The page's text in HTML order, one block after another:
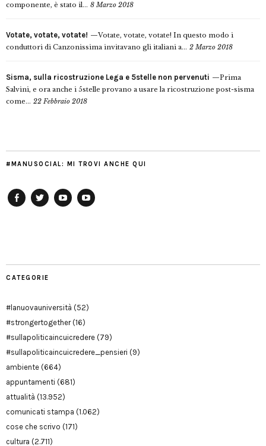
componente, è stato il... 8 Marzo 2018
Votate, votate, votate!
Votate, votate, votate! In questo modo i
conduttori di Canzonissima invitavano gli italiani a... 2 Marzo 2018
Sisma, sulla ricostruzione Lega e 5stelle non pervenuti
Prima
Salvini, e ora anche i 5stelle provano a usare la ricostruzione post-sisma
come... 22 Febbraio 2018
#MANUSOCIAL: MI TROVI ANCHE QUI
CATEGORIE
#lanuovauniversità (52)
#strongertogether(16)
#sullapoliticaincuicredere (79)
#sullapoliticaincuicredere_pensieri (9)
ambiente (664)
appuntamenti (681)
attualità (13.952)
comunicati stampa (1.062)
cose che scrivo (171)
cultura (2.711)